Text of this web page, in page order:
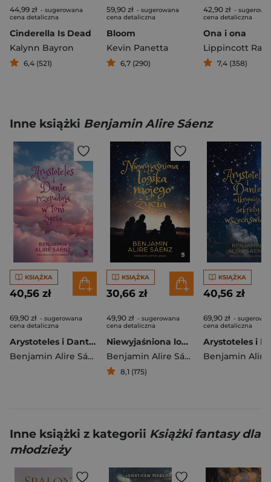
44,99 zł - sugerowana
cena detaliczna
Cinderella Is Dead
Kalynn Bayron
6,4 (521)
59,90 zł - sugerowana
cena detaliczna
Bloom
Kevin Panetta
6,7 (290)
42,90 zł -
cena detaliczna
Ona i ona
Lippincott
7,4 (358)
Inne książki Benjamin Alire Sáenz
KSIĄŻKA
40,56 zł
69,90 zł - sugerowana
cena detaliczna
Arystoteles i Dante przepadają w toni życia. Tom 2. Edycja specjalna
Benjamin Alire Sáenz
KSIĄŻKA
30,66 zł
49,90 zł - sugerowana
cena detaliczna
Niewyjaśniona logika mojego życia
Benjamin Alire Sáenz
8,1 (175)
KSIĄŻKA
40,56 zł
69,90 zł -
cena detaliczna
Inne książki z kategorii Książki fantasy dla
młodzieży